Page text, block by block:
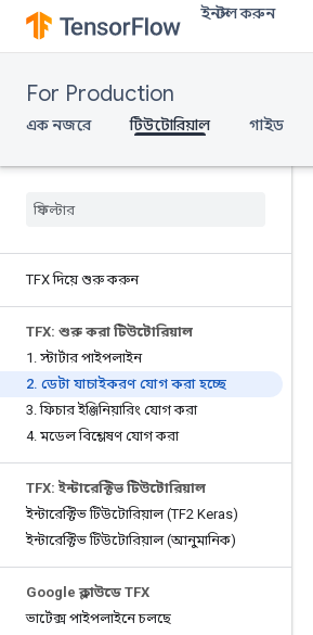
ইনস্টল করুন
For Production
এক নজরে টিউটোরিয়াল গাইড
TFX দিয়ে শুরু করুন
TFX: শুরু করা টিউটোরিয়াল
1 . স্টার্টার পাইপলাইন
2. ডেটা যাচাইকরণ যোগ করা হচ্ছে
3.ফিচার ইঞ্জিনিয়ারিং যোগ করা
4. মডেল বিশ্লেষণ যোগ করা
TFX: ইন্টারেক্টিভ টিউটোরিয়াল
ইন্টারেক্টিভ টিউটোরিয়াল (TF2 Keras)
ইন্টারেক্টিভ টিউটোরিয়াল (আনুমানিক)
Google ক্লাউডে TFX
ভার্টেক্স পাইপলাইনে চলছে